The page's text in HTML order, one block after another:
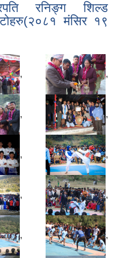
रनिङ्ग शिल्ड
मंसिर १९
, ,
, ,
, ,
, ,
, ,